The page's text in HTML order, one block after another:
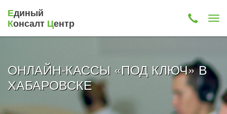
Единый
Консалт Центр
ОНЛАЙН-КАССЫ «ПОД КЛЮЧ» В
ХАБАРОВСКЕ